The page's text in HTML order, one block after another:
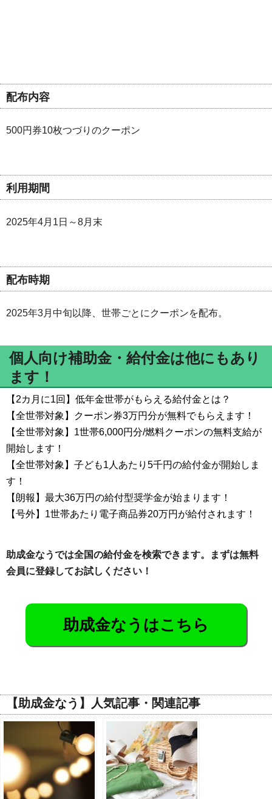
配布内容
500円券10枚つづりのクーポン
利用期間
2025年4月1日～8月末
配布時期
2025年3月中旬以降、世帯ごとにクーポンを配布。
個人向け補助金・給付金は他にもあり
ます！
【2カ月に1回】低年金世帯がもらえる給付金とは？
【全世帯対象】クーポン券3万円分が無料でもらえます！
【全世帯対象】1世帯6,000円分/燃料クーポンの無料支給が
開始します！
【全世帯対象】子ども1人あたり5千円の給付金が開始しま
す！
【朗報】最大36万円の給付型奨学金が始まります！
【号外】1世帯あたり電子商品券20万円が給付されます！
助成金なうでは全国の給付金を検索できます。まずは無料
会員に登録してお試しください！
助成金なうはこちら
【助成金なう】人気記事・関連記事